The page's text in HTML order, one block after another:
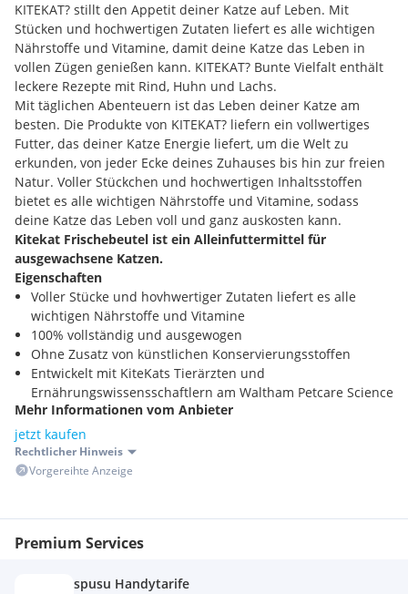
KITEKAT? stillt den Appetit deiner Katze auf Leben. Mit
Stücken und hochwertigen Zutaten liefert es alle wichtigen
Nährstoffe und Vitamine, damit deine Katze das Leben in
vollen Zügen genießen kann. KITEKAT? Bunte Vielfalt enthält
leckere Rezepte mit Rind, Huhn und Lachs.
Mit täglichen Abenteuern ist das Leben deiner Katze am
besten. Die Produkte von KITEKAT? liefern ein vollwertiges
Futter, das deiner Katze Energie liefert, um die Welt zu
erkunden, von jeder Ecke deines Zuhauses bis hin zur freien
Natur. Voller Stückchen und hochwertigen Inhaltsstoffen
bietet es alle wichtigen Nährstoffe und Vitamine, sodass
deine Katze das Leben voll und ganz auskosten kann.
Kitekat Frischebeutel ist ein Alleinfuttermittel für
ausgewachsene Katzen.
Eigenschaften
Voller Stücke und hovhwertiger Zutaten liefert es alle
wichtigen Nährstoffe und Vitamine
100% vollständig und ausgewogen
Ohne Zusatz von künstlichen Konservierungsstoffen
Entwickelt mit KiteKats Tierärzten und
Ernährungswissensschaftlern am Waltham Petcare Science
Institute
Hergestellt in Deutschland
Fütterungsempfehlung
1 Portionsbeutel lässt sich durch 15 - 18 g Trockennahrung
bei Zimmertemperatur servieren.
mit Huhn - Zusammensetzung: Fleisch und tierische
Mehr Informationen vom Anbieter
jetzt kaufen
Rechtlicher Hinweis
Vorgereihte Anzeige
Premium Services
spusu Handytarife